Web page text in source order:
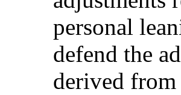
personal
defend the
derived